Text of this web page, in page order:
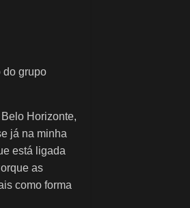
do grupo
Horizonte,
já na minha
está ligada
as
como forma